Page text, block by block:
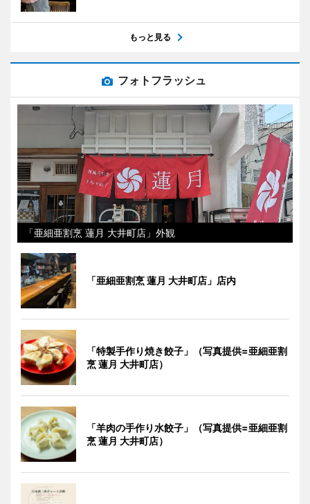
もっと見る
フォトフラッシュ
「亜細亜割烹 蓮月 大井町店」外観
「亜細亜割烹 蓮月 大井町店」店内
「特製手作り焼き餃子」（写真提供=亜細亜割
烹 蓮月 大井町店）
「羊肉の手作り水餃子」（写真提供=亜細亜割
烹 蓮月 大井町店）